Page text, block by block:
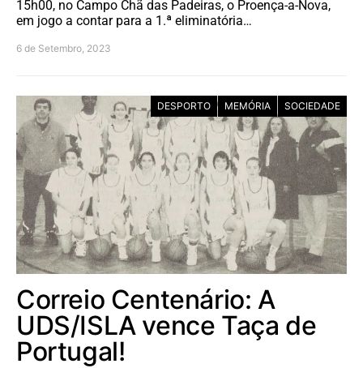
15h00, no Campo Chã das Padeiras, o Proença-a-Nova,
em jogo a contar para a 1.ª eliminatória…
6 de Setembro, 2023
DESPORTO MEMÓRIA SOCIEDADE
Correio Centenário: A
UDS/ISLA vence Taça de
Portugal!